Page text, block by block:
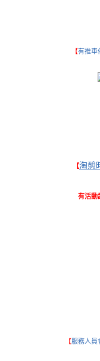
【有推車
【淘憩
有活動
【服務人員